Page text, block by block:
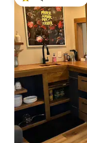
गेस्ट्स का टॉप फ़ेवरेट